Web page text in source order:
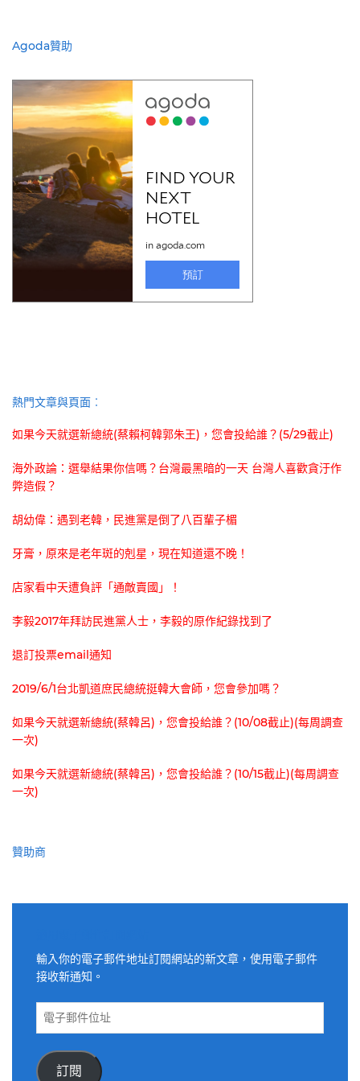
Agoda贊助
熱門文章與頁面︰
如果今天就選新總統(蔡賴柯韓郭朱王)，您會投給誰？(5/29截止)
海外政論：選舉結果你信嗎？台灣最黑暗的一天 台灣人喜歡貪汙作
弊造假？
胡幼偉：遇到老韓，民進黨是倒了八百輩子楣
牙膏，原來是老年斑的剋星，現在知道還不晚！
店家看中天遭負評「通敵賣國」！
李毅2017年拜訪民進黨人士，李毅的原作紀錄找到了
退訂投票email通知
2019/6/1台北凱道庶民總統挺韓大會師，您會參加嗎？
如果今天就選新總統(蔡韓呂)，您會投給誰？(10/08截止)(每周調查
一次)
如果今天就選新總統(蔡韓呂)，您會投給誰？(10/15截止)(每周調查
一次)
贊助商
輸入你的電子郵件地址訂閱網站的新文章，使用電子郵件
接收新通知。
電
件
訂閱